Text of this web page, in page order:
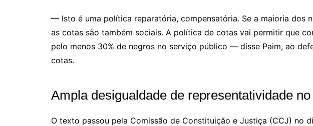
— Isto é uma política reparatória, compensatória. Se a maioria dos
as cotas são também sociais. A política de cotas vai permitir que
pelo menos 30% de negros no serviço público — disse Paim, ao
cotas.
Ampla desigualdade de representatividade
O texto passou pela Comissão de Constituição e Justiça (CCJ) no